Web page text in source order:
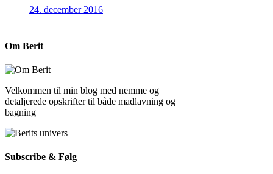
24. december 2016
Om Berit
Velkommen til min blog med nemme og
detaljerede opskrifter til både madlavning og
bagning
Subscribe & Følg